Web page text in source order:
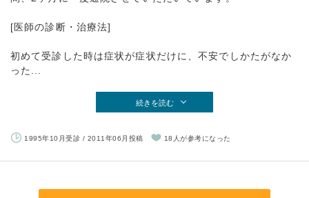
[医師の診断・治療法]
初めて受診した時は症状が症状だけに、不安でしかたがなか
った...
続きを読む
1995年10月受診 / 2011年06月投稿 18人が参考になった